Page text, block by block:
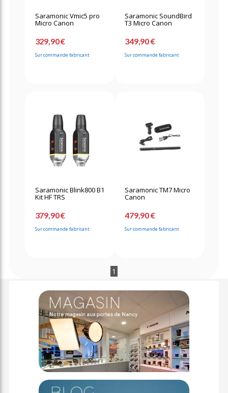
Saramonic Vmic5 pro
Micro Canon
329,90 €
Sur commande fabricant
Saramonic SoundBird
T3 Micro Canon
349,90 €
Sur commande fabricant
Saramonic Blink800 B1
Kit HF TRS
379,90 €
Sur commande fabricant
Saramonic TM7 Micro
Canon
479,90 €
Sur commande fabricant
1